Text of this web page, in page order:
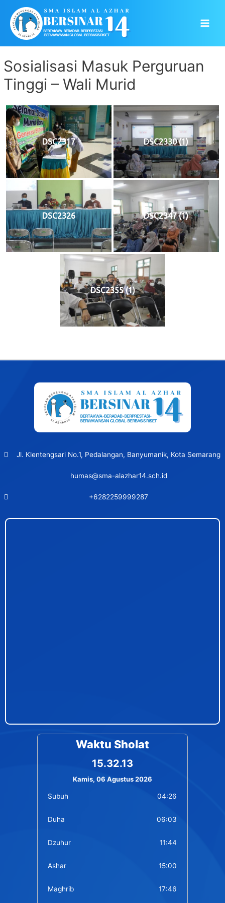
content
Sosialisasi Masuk Perguruan
Tinggi – Wali Murid
DSC2317 DSC2330 (1)
DSC2326 DSC2347 (1)
DSC2355 (1)
Jl. Klentengsari No.1, Pedalangan, Banyumanik, Kota Semarang
humas@sma-alazhar14.sch.id
+6282259999287
Waktu Sholat
15.32.13
Kamis, 06 Agustus 2026
Subuh 04:26
Duha 06:03
Dzuhur 11:44
Ashar 15:00
Maghrib 17:46